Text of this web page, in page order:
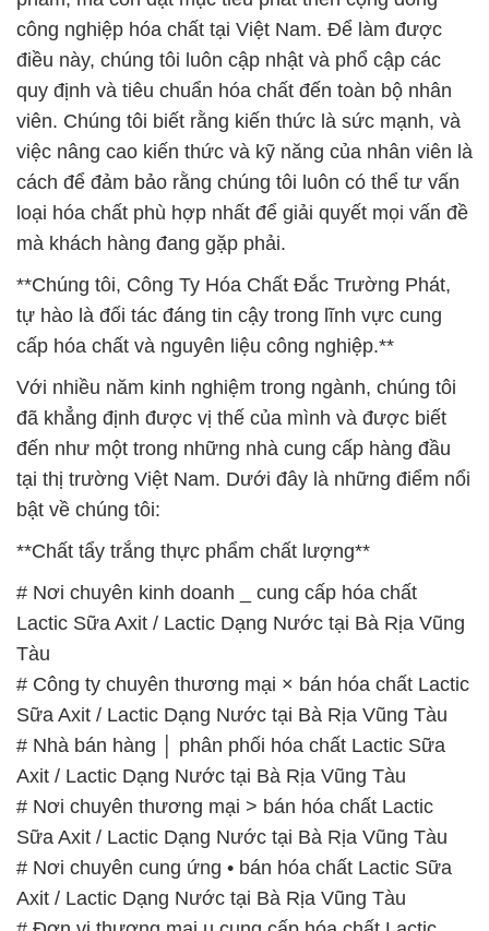
việc nâng cao kiến thức và kỹ năng của nhân viên là
cách để đảm bảo rằng chúng tôi luôn có thể tư vấn
loại hóa chất phù hợp nhất để giải quyết mọi vấn đề
mà khách hàng đang gặp phải.
**Chúng tôi, Công Ty Hóa Chất Đắc Trường Phát,
tự hào là đối tác đáng tin cậy trong lĩnh vực cung
cấp hóa chất và nguyên liệu công nghiệp.**
Với nhiều năm kinh nghiệm trong ngành, chúng tôi
đã khẳng định được vị thế của mình và được biết
đến như một trong những nhà cung cấp hàng đầu
tại thị trường Việt Nam. Dưới đây là những điểm nổi
bật về chúng tôi:
**Chất tẩy trắng thực phẩm chất lượng**
# Nơi chuyên kinh doanh _ cung cấp hóa chất
Lactic Sữa Axit / Lactic Dạng Nước tại Bà Rịa Vũng
Tàu
# Công ty chuyên thương mại × bán hóa chất Lactic
Sữa Axit / Lactic Dạng Nước tại Bà Rịa Vũng Tàu
# Nhà bán hàng │ phân phối hóa chất Lactic Sữa
Axit / Lactic Dạng Nước tại Bà Rịa Vũng Tàu
# Nơi chuyên thương mại > bán hóa chất Lactic
Sữa Axit / Lactic Dạng Nước tại Bà Rịa Vũng Tàu
# Nơi chuyên cung ứng • bán hóa chất Lactic Sữa
Axit / Lactic Dạng Nước tại Bà Rịa Vũng Tàu
# Đơn vị thương mại µ cung cấp hóa chất Lactic
Sữa Axit / Lactic Dạng Nước tại Bà Rịa Vũng Tàu
# Nơi chuyên phân phối │ kinh doanh hóa chất
Lactic Sữa Axit / Lactic Dạng Nước tại Bà Rịa Vũng
Tàu